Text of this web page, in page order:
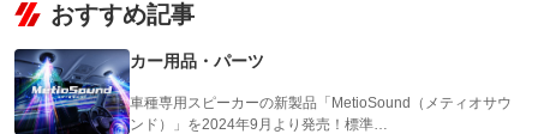
おすすめ記事
カー用品・パーツ
車種専用スピーカーの新製品「MetioSound（メティオサウ
ンド）」を2024年9月より発売！標準…